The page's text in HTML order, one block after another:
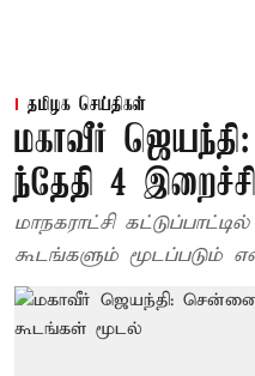
தமிழக செய்திகள்
மகாவீர்
ந்தேதி 4
மாநகராட்சி
கூடங்களும் மூடப்படும்